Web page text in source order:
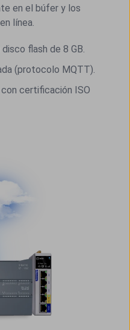
en el búfer y los
línea.
flash de 8 GB.
(protocolo MQTT).
certificación ISO